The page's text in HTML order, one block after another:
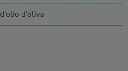
d’olio d’oliva